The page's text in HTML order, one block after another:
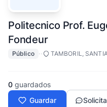
Politecnico Prof.
Fondeur
Público ·· TAMBORIL,
0 guardados
Guardar